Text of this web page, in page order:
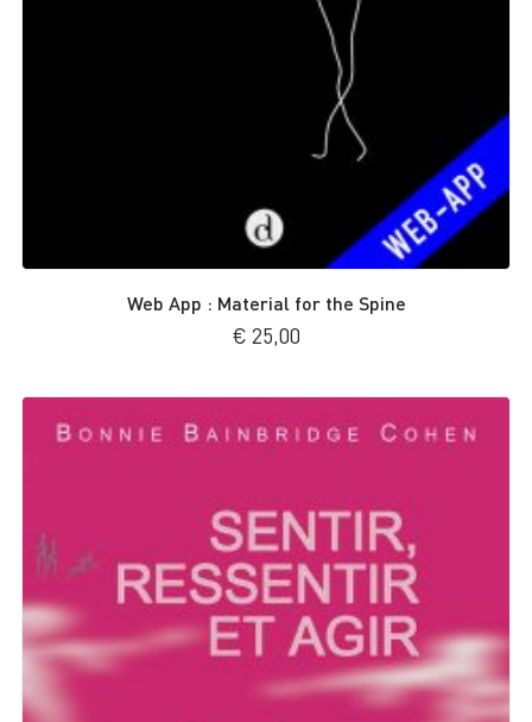
Web App : Material for the Spine
€ 25,00